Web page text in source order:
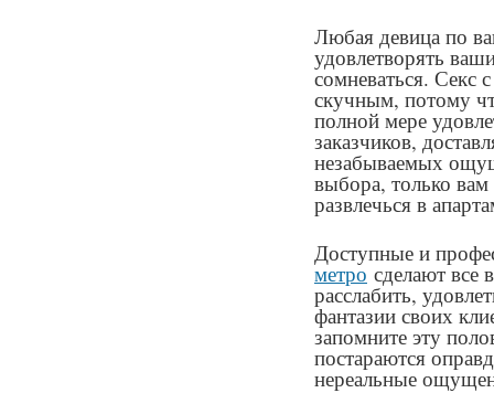
Любая девица по
удовлетворять
сомневаться. Секс
скучным, потому
полной мере
заказчиков,
незабываемых
выбора, только
развлечься в
Доступные и
метро сделают все
расслабить,
фантазии своих
запомните эту
постараются
нереальные